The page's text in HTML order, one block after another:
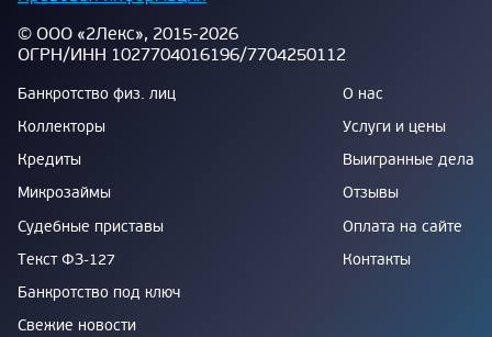
© ООО «2Лекс», 2015-2026
ОГРН/ИНН 1027704016196/7704250112
Банкротство физ. лиц
Коллекторы
Кредиты
Микрозаймы
Судебные приставы
Текст ФЗ-127
Банкротство под ключ
Свежие новости
О нас
Услуги и цены
Выигранные дела
Отзывы
Оплата на сайте
Контакты